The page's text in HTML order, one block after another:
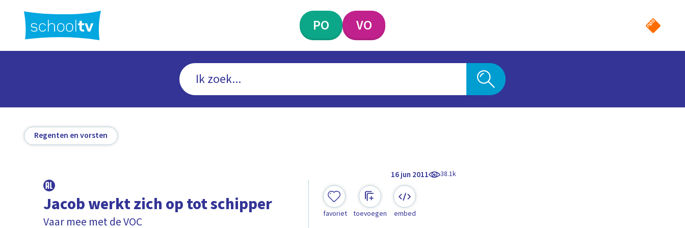
hoofdinhoud
PO VO
Regenten en vorsten
16 jun 2011 38.1k
Jacob werkt zich op tot schipper
Vaar mee met de VOC
favoriet toevoegen embed